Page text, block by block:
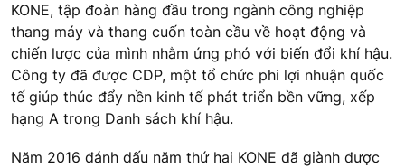
KONE, tập đoàn hàng đầu trong ngành công nghiệp
thang máy và thang cuốn toàn cầu về hoạt động và
chiến lược của mình nhằm ứng phó với biến đổi khí hậu.
Công ty đã được CDP, một tổ chức phi lợi nhuận quốc
tế giúp thúc đẩy nền kinh tế phát triển bền vững, xếp
hạng A trong Danh sách khí hậu.
Năm 2016 đánh dấu năm thứ hai KONE đã giành được